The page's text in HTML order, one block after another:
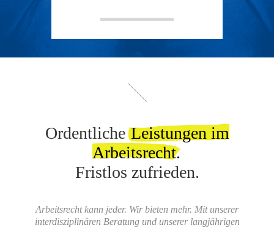
OrdentlicheLeistungen im
Arbeitsrecht.
Fristlos zufrieden.
Arbeitsrecht kann jeder. Wir bieten mehr. Mit unserer
interdisziplinären Beratung und unserer langjährigen